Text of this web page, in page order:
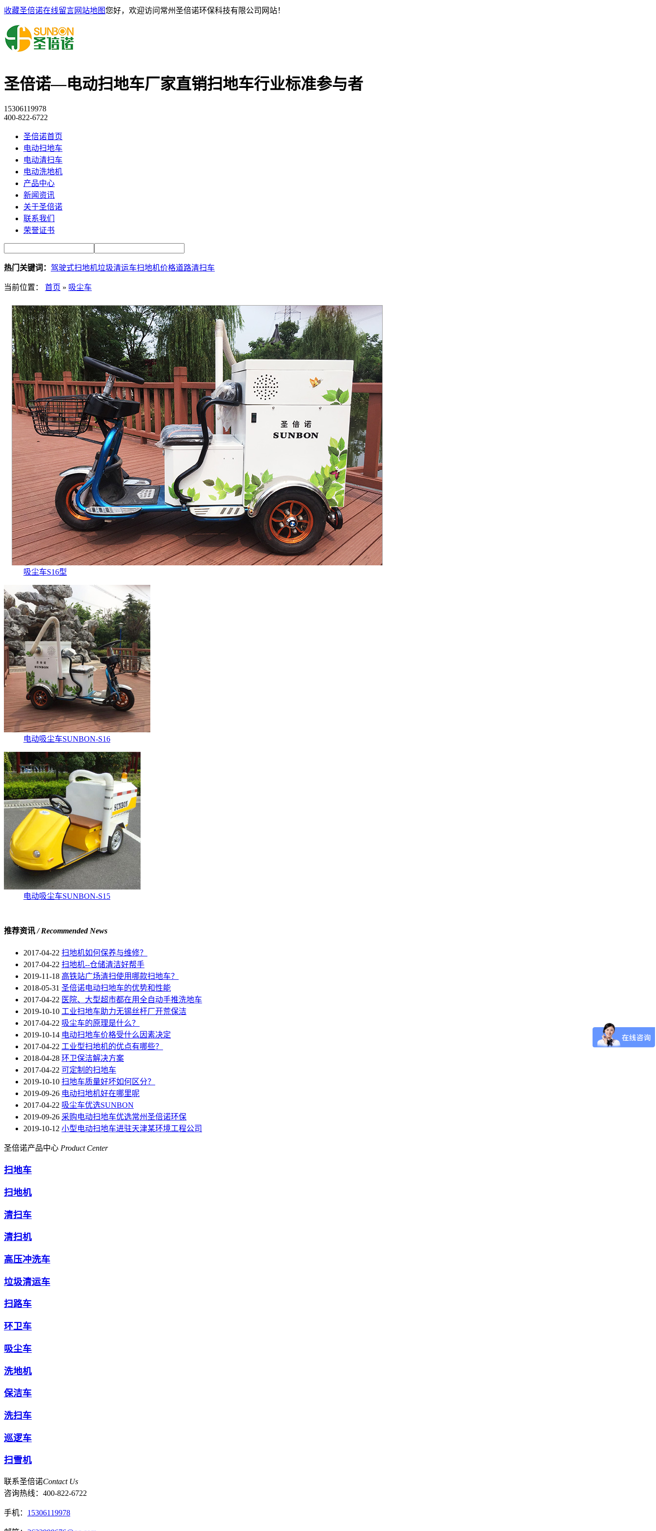
收藏圣倍诺在线留言网站地图您好，欢迎访问常州圣倍诺环保科技有限公司网站！
圣倍诺—电动扫地车厂家直销扫地车行业标准参与者
15306119978
400-822-6722
圣倍诺首页
电动扫地车
电动清扫车
电动洗地机
产品中心
新闻资讯
关于圣倍诺
联系我们
荣誉证书
热门关键词： 驾驶式扫地机垃圾清运车扫地机价格道路清扫车
当前位置： 首页 » 吸尘车
吸尘车S16型
电动吸尘车SUNBON-S16
电动吸尘车SUNBON-S15
推荐资讯/ Recommended News
2017-04-22 扫地机如何保养与维修？
2017-04-22 扫地机--仓储清洁好帮手
2019-11-18 高铁站广场清扫使用哪款扫地车？
2018-05-31 圣倍诺电动扫地车的优势和性能
2017-04-22 医院、大型超市都在用全自动手推洗地车
2019-10-10 工业扫地车助力无锡丝杆厂开荒保洁
2017-04-22 吸尘车的原理是什么？
2019-10-14 电动扫地车价格受什么因素决定
2017-04-22 工业型扫地机的优点有哪些？
2018-04-28 环卫保洁解决方案
2017-04-22 可定制的扫地车
2019-10-10 扫地车质量好坏如何区分？
2019-09-26 电动扫地机好在哪里呢
2017-04-22 吸尘车优选SUNBON
2019-09-26 采购电动扫地车优选常州圣倍诺环保
2019-10-12 小型电动扫地车进驻天津某环境工程公司
圣倍诺产品中心 Product Center
扫地车
扫地机
清扫车
清扫机
高压冲洗车
垃圾清运车
扫路车
环卫车
吸尘车
洗地机
保洁车
洗扫车
巡逻车
扫雪机
联系圣倍诺Contact Us
咨询热线： 400-822-6722
手机： 15306119978